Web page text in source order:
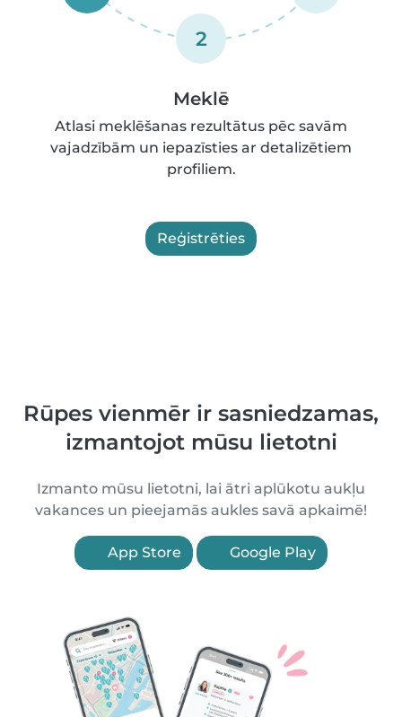
2
Meklē
Atlasi meklēšanas rezultātus pēc savām
vajadzībām un iepazīsties ar detalizētiem
profiliem.
Reģistrēties
Rūpes vienmēr ir sasniedzamas,
izmantojot mūsu lietotni
Izmanto mūsu lietotni, lai ātri aplūkotu aukļu
vakances un pieejamās aukles savā apkaimē!
App Store Google Play